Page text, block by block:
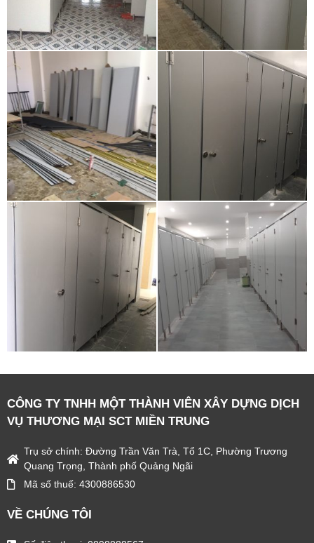
CÔNG TY TNHH MỘT THÀNH VIÊN XÂY DỰNG DỊCH
VỤ THƯƠNG MẠI SCT MIỀN TRUNG
Trụ sở chính: Đường Trần Văn Trà, Tổ 1C, Phường Trương
Quang Trọng, Thành phố Quảng Ngãi
Mã số thuế: 4300886530
VỀ CHÚNG TÔI